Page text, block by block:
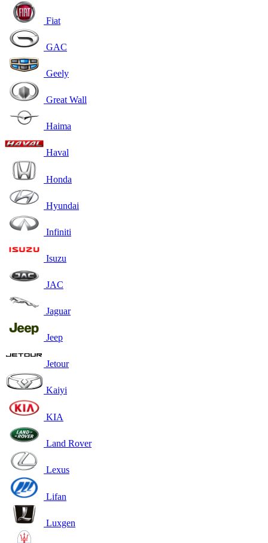
Fiat
GAC
Geely
Great Wall
Haima
Haval
Honda
Hyundai
Infiniti
Isuzu
JAC
Jaguar
Jeep
Jetour
Kaiyi
KIA
Land Rover
Lexus
Lifan
Luxgen